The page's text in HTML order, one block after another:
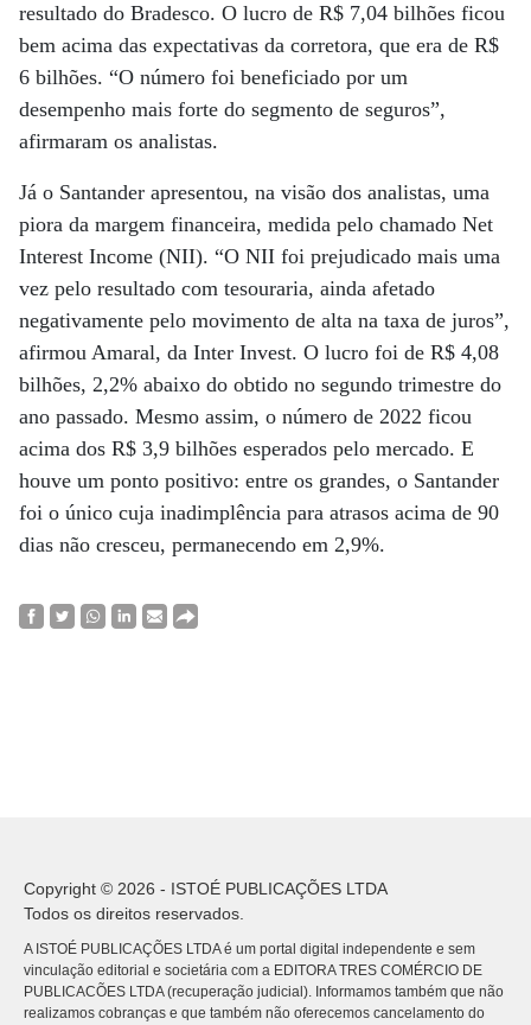
resultado do Bradesco. O lucro de R$ 7,04 bilhões ficou
bem acima das expectativas da corretora, que era de R$
6 bilhões. “O número foi beneficiado por um
desempenho mais forte do segmento de seguros”,
afirmaram os analistas.
Já o Santander apresentou, na visão dos analistas, uma
piora da margem financeira, medida pelo chamado Net
Interest Income (NII). “O NII foi prejudicado mais uma
vez pelo resultado com tesouraria, ainda afetado
negativamente pelo movimento de alta na taxa de juros”,
afirmou Amaral, da Inter Invest. O lucro foi de R$ 4,08
bilhões, 2,2% abaixo do obtido no segundo trimestre do
ano passado. Mesmo assim, o número de 2022 ficou
acima dos R$ 3,9 bilhões esperados pelo mercado. E
houve um ponto positivo: entre os grandes, o Santander
foi o único cuja inadimplência para atrasos acima de 90
dias não cresceu, permanecendo em 2,9%.
Copyright © 2026 - ISTOÉ PUBLICAÇÕES LTDA
Todos os direitos reservados.
A ISTOÉ PUBLICAÇÕES LTDA é um portal digital independente e sem
vinculação editorial e societária com a EDITORA TRES COMÉRCIO DE
PUBLICACÕES LTDA (recuperação judicial). Informamos também que não
realizamos cobranças e que também não oferecemos cancelamento do